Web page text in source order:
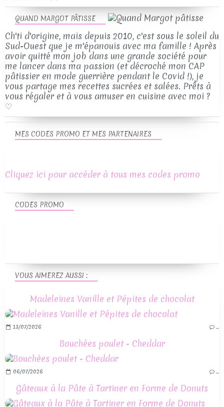
QUAND MARGOT PÂTISSE
Ch'ti d'origine, mais depuis 2010, c'est sous le soleil du
Sud-Ouest que je m'épanouis avec ma famille ! Après
avoir quitté mon job dans une grande société pour
me lancer dans ma passion (et décroché mon CAP
pâtissier en mode guerrière pendant le Covid !), je
vous partage mes recettes sucrées et salées. Prêts à
vous régaler et à vous amuser en cuisine avec moi ?
♡
VOUS AIMEREZ AUSSI :
Madeleines Vanille et Pépites de chocolat
13/07/2026 …
Bouchées poulet - Cheddar
06/07/2026 …
Gâteaux à la Pâte à Tartiner en Forme de Donuts
CODES PROMO
MES CODES PROMO ET MES PARTENAIRES
Cliquez ici pour accéder à tous mes codes promo